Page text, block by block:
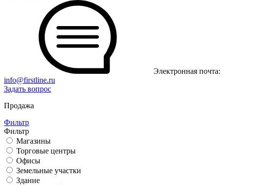
Электронная почта:
info@firstline.ru
Задать вопрос
Продажа
Фильтр
Фильтр
Магазины
Торговые центры
Офисы
Земельные участки
Здание